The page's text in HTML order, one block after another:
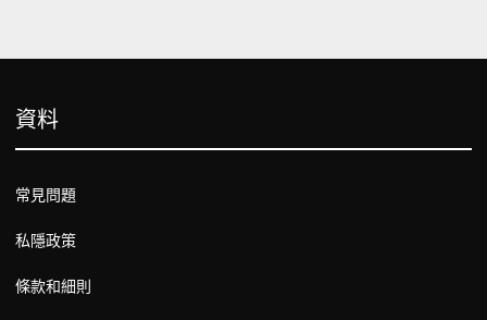
資料
常見問題
私隱政策
條款和細則